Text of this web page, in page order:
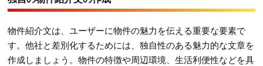
物件紹介文は、ユーザーに物件の魅力を伝える重要な要素で
す。他社と差別化するためには、独自性のある魅力的な文章を
作成しましょう。物件の特徴や周辺環境、生活利便性などを具